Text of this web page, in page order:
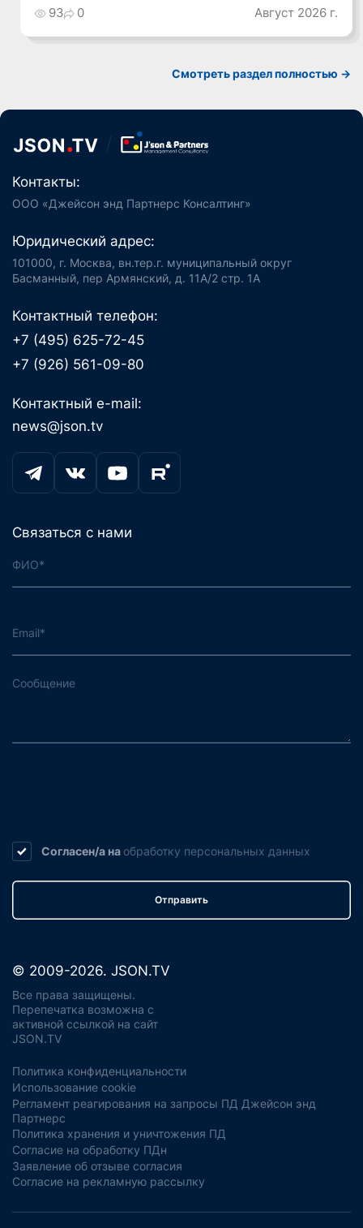
Как сохранять
уверенный курс
среде»
93 0 Август 2026 г.
Смотреть раздел полностью ->
Контакты:
ООО «Джейсон энд Партнерс Консалтинг»
Юридический адрес:
101000, г. Москва, вн.тер.г. муниципальный округ
Басманный, пер Армянский, д. 11А/2 стр. 1А
Контактный телефон:
+7 (495) 625-72-45
+7 (926) 561-09-80
Контактный e-mail:
news@json.tv
Связаться с нами
Согласен/а на обработку персональных данных
Отправить
© 2009-2026. JSON.TV
Все права защищены.
Перепечатка возможна с
активной ссылкой на сайт
JSON.TV
Политика конфиденциальности
Использование cookie
Регламент реагирования на запросы ПД Джейсон энд
Партнерс
Политика хранения и уничтожения ПД
Согласие на обработку ПДн
Заявление об отзыве согласия
Согласие на рекламную рассылку